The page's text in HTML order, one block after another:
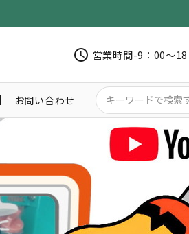
schedule 営業時間-9：00～18
お問い合わせ